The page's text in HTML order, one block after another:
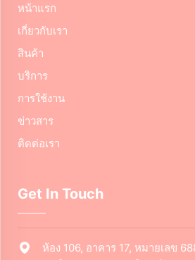
หน้าแรก
เกี่ยวกับเรา
สินค้า
บริการ
การใช้งาน
ข่าวสาร
ติดต่อเรา
Get In Touch
ห้อง 106, อาคาร 17, หมายเลข